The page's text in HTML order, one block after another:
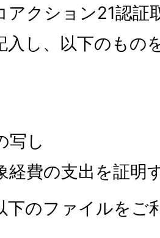
アクション21認証
入し、以下のもの
写し
経費の支出を証明
下のファイルをご